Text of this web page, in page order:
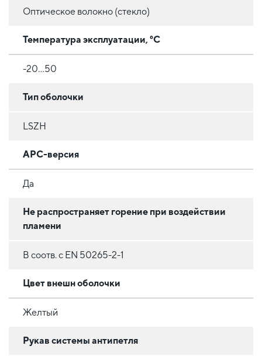
Оптическое волокно (стекло)
Температура эксплуатации, °C
-20...50
Тип оболочки
LSZH
APC-версия
Да
Не распространяет горение при воздействии
пламени
В соотв. с EN 50265-2-1
Цвет внешн оболочки
Желтый
Рукав системы антипетля